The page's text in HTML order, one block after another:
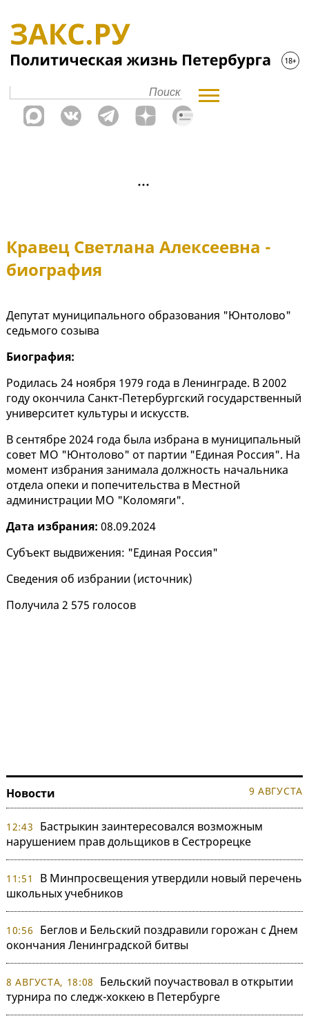
Кравец Светлана Алексеевна -
биография
Депутат муниципального образования "Юнтолово"
седьмого созыва
Биография:
Родилась 24 ноября 1979 года в Ленинграде. В 2002
году окончила Санкт-Петербургский государственный
университет культуры и искусств.
В сентябре 2024 года была избрана в муниципальный
совет МО "Юнтолово" от партии "Единая Россия". На
момент избрания занимала должность начальника
отдела опеки и попечительства в Местной
администрации МО "Коломяги".
Дата избрания: 08.09.2024
Субъект выдвижения: "Единая Россия"
Сведения об избрании (источник)
Получила 2 575 голосов
Новости 9 АВГУСТА
12:43
Бастрыкин заинтересовался возможным
нарушением прав дольщиков в Сестрорецке
11:51
В Минпросвещения утвердили новый перечень
школьных учебников
10:56
Беглов и Бельский поздравили горожан с Днем
окончания Ленинградской битвы
8 АВГУСТА, 18:08
Бельский поучаствовал в открытии
турнира по следж-хоккею в Петербурге